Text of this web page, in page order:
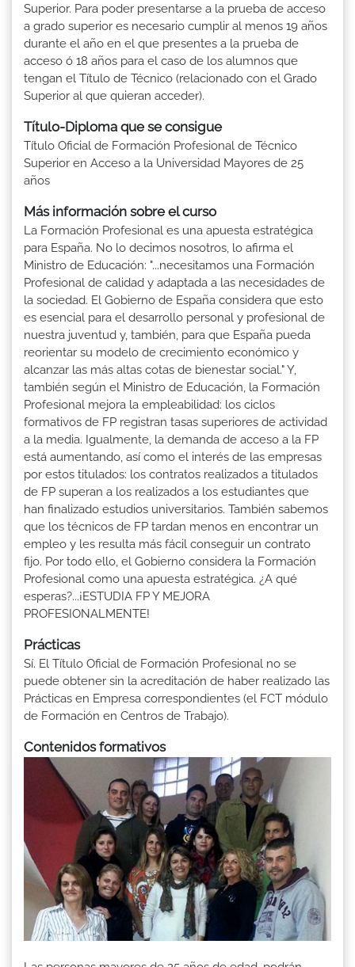
Superior. Para poder presentarse a la prueba de acceso
a grado superior es necesario cumplir al menos 19 años
durante el año en el que presentes a la prueba de
acceso ó 18 años para el caso de los alumnos que
tengan el Título de Técnico (relacionado con el Grado
Superior al que quieran acceder).
Título-Diploma que se consigue
Título Oficial de Formación Profesional de Técnico
Superior en Acceso a la Universidad Mayores de 25
años
Más información sobre el curso
La Formación Profesional es una apuesta estratégica
para España. No lo decimos nosotros, lo afirma el
Ministro de Educación: "...necesitamos una Formación
Profesional de calidad y adaptada a las necesidades de
la sociedad. El Gobierno de España considera que esto
es esencial para el desarrollo personal y profesional de
nuestra juventud y, también, para que España pueda
reorientar su modelo de crecimiento económico y
alcanzar las más altas cotas de bienestar social." Y,
también según el Ministro de Educación, la Formación
Profesional mejora la empleabilidad: los ciclos
formativos de FP registran tasas superiores de actividad
a la media. Igualmente, la demanda de acceso a la FP
está aumentando, así como el interés de las empresas
por estos titulados: los contratos realizados a titulados
de FP superan a los realizados a los estudiantes que
han finalizado estudios universitarios. También sabemos
que los técnicos de FP tardan menos en encontrar un
empleo y les resulta más fácil conseguir un contrato
fijo. Por todo ello, el Gobierno considera la Formación
Profesional como una apuesta estratégica. ¿A qué
esperas?...¡ESTUDIA FP Y MEJORA
PROFESIONALMENTE!
Prácticas
Sí. El Título Oficial de Formación Profesional no se
puede obtener sin la acreditación de haber realizado las
Prácticas en Empresa correspondientes (el FCT módulo
de Formación en Centros de Trabajo).
Contenidos formativos